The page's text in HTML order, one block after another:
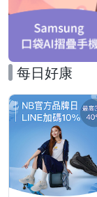
每日好康